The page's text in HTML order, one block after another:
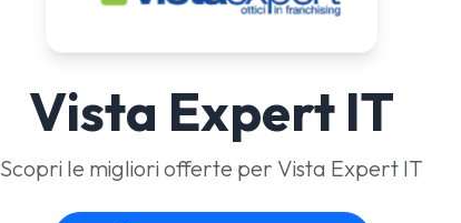
Vista Expert IT
Scopri le migliori offerte per Vista Expert IT